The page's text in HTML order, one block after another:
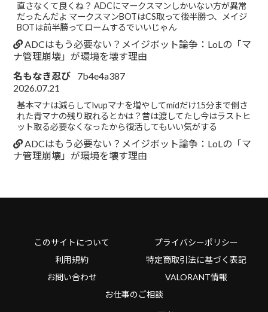
直さなくて良くね？ ADCにマークスマンしかいない方が異常
だったんだよ マークスマンBOTはCS取って後半勝つ、メイジ
BOTは前半勝ってロームするでいいじゃん
ADCはもう必要ない？メイジボット論争：LoLの「マ
ナ管理崩壊」が環境を壊す理由
名もなき忍び
7b4e4a387
2026.07.21
基本マナは減らしてlvupマナを増やしてmidだけ15分まで倒さ
れた青マナの残り取れるとかは？昔は渡してたし今はラストヒ
ット取る必要なくなったから復活してもいい気がする
ADCはもう必要ない？メイジボット論争：LoLの「マ
ナ管理崩壊」が環境を壊す理由
このサイトについて
プライバシーポリシー
利用規約
特定商取引法に基づく表記
お問い合わせ
VALORANT情報
お仕事のご相談